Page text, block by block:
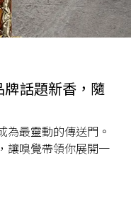
牌話題新香，隨
為最靈動的傳送門。
讓嗅覺帶領你展開一